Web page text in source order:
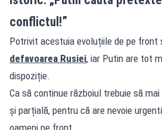
conflictul!”
Potrivit acestuia evoluțiile de pe front
defavoarea Rusiei, iar Putin are tot
dispoziție.
Ca să continue războiul trebuie să
și parțială, pentru că are nevoie
oameni pe front.